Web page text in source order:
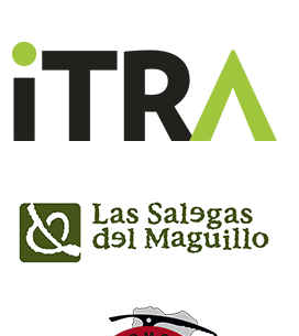
Zona Salida
½ Maratón: Domingo 26 de
en Zona Salida
Entrega de Premios:
½ Maratón: Domingo 26 de febrero
Maratón: Domingo 26 de febrero